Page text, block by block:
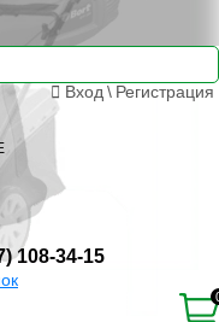
Вход \ Регистрация
108-34-15